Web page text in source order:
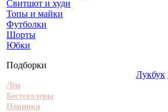
Свитшот и худи
Топы и майки
Футболки
Шорты
Юбки
Подборки
Лён
Бестселлеры
Новинки
Лукбук